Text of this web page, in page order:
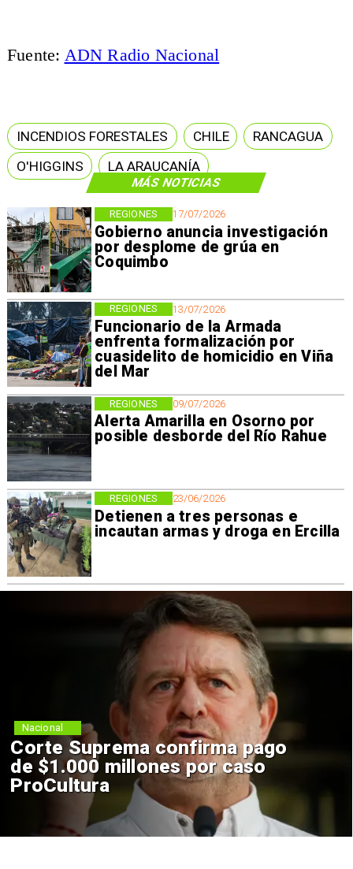
MÁS NOTICIAS
17/07/2026
Gobierno anuncia investigación
por desplome de grúa en
Coquimbo
REGIONES
13/07/2026
Funcionario de la Armada
enfrenta formalización por
cuasidelito de homicidio en Viña
del Mar
REGIONES
09/07/2026
Alerta Amarilla en Osorno por
posible desborde del Río Rahue
REGIONES
23/06/2026
Detienen a tres personas e
incautan armas y droga en Ercilla
REGIONES
Fuente: ADN Radio Nacional
INCENDIOS FORESTALES CHILE
RANCAGUA
O'HIGGINS
LA ARAUCANÍA
Corte Suprema confirma pago
de $1.000 millones por caso
ProCultura
Nacional